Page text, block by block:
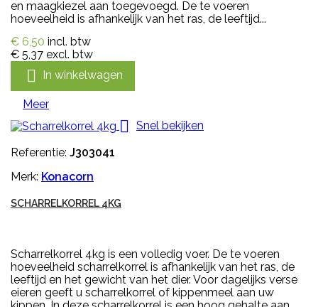
en maagkiezel aan toegevoegd. De te voeren
hoeveelheid is afhankelijk van het ras, de leeftijd...
€ 6,50 incl. btw
€ 5,37 excl. btw
 In winkelwagen
Meer
 Snel bekijken
Referentie: J303041
Merk: Konacorn
SCHARRELKORREL 4KG
Scharrelkorrel 4kg is een volledig voer. De te voeren
hoeveelheid scharrelkorrel is afhankelijk van het ras, de
leeftijd en het gewicht van het dier. Voor dagelijks verse
eieren geeft u scharrelkorrel of kippenmeel aan uw